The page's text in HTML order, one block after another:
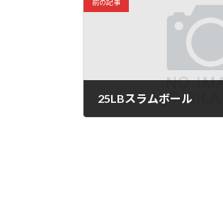
前の記事
25LBスラムボール